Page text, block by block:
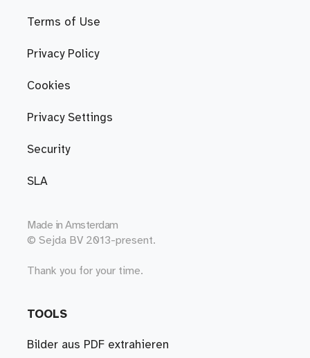
Terms of Use
Privacy Policy
Cookies
Privacy Settings
Security
SLA
Made in Amsterdam
© Sejda BV 2013-present.
Thank you for your time.
TOOLS
Bilder aus PDF extrahieren